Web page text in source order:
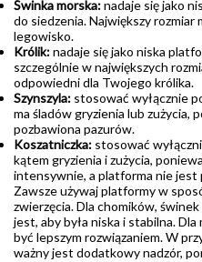
Świnka morska:nadaje się jako
do siedzenia. Największy rozmiar
legowisko.
Królik:nadaje się jako niska
szczególnie w największych
odpowiedni dla Twojego królika.
Szynszyla: stosować wyłącznie
ma śladów gryzienia lub zużycia,
pozbawiona pazurów.
Koszatniczka: stosować
kątem gryzienia i zużycia,
intensywnie, a platforma nie jest
Zawsze używaj platformy w
zwierzęcia. Dla chomików,
jest, aby była niska i stabilna.
być lepszym rozwiązaniem. W
ważny jest dodatkowy nadzór,